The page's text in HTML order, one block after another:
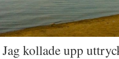
kollade upp